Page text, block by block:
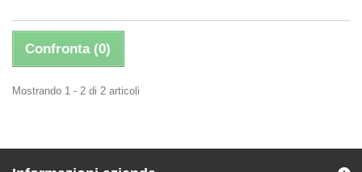
Confronta (0)
Mostrando 1 - 2 di 2 articoli